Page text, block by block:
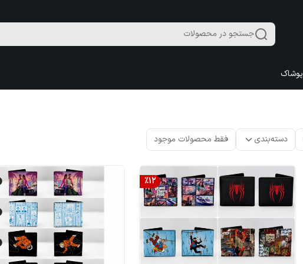
جستجو در محصولات
پوشاک
دسته‌بندی فقط محصولات موجود
%12